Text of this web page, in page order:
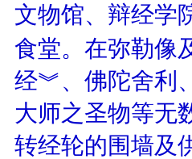
文物馆、辩经学
食堂。在弥勒像
经︾、佛陀舍利
大师之圣物等无
转经轮的围墙及